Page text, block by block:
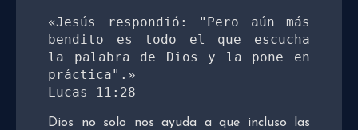
«Jesús respondió: "Pero aún más
bendito es todo el que escucha
la palabra de Dios y la pone en
práctica".»
Lucas 11:28
Dios no solo nos ayuda a que incluso las